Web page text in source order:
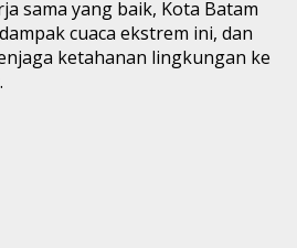
sama yang baik, Kota Batam
cuaca ekstrem ini, dan
ketahanan lingkungan ke